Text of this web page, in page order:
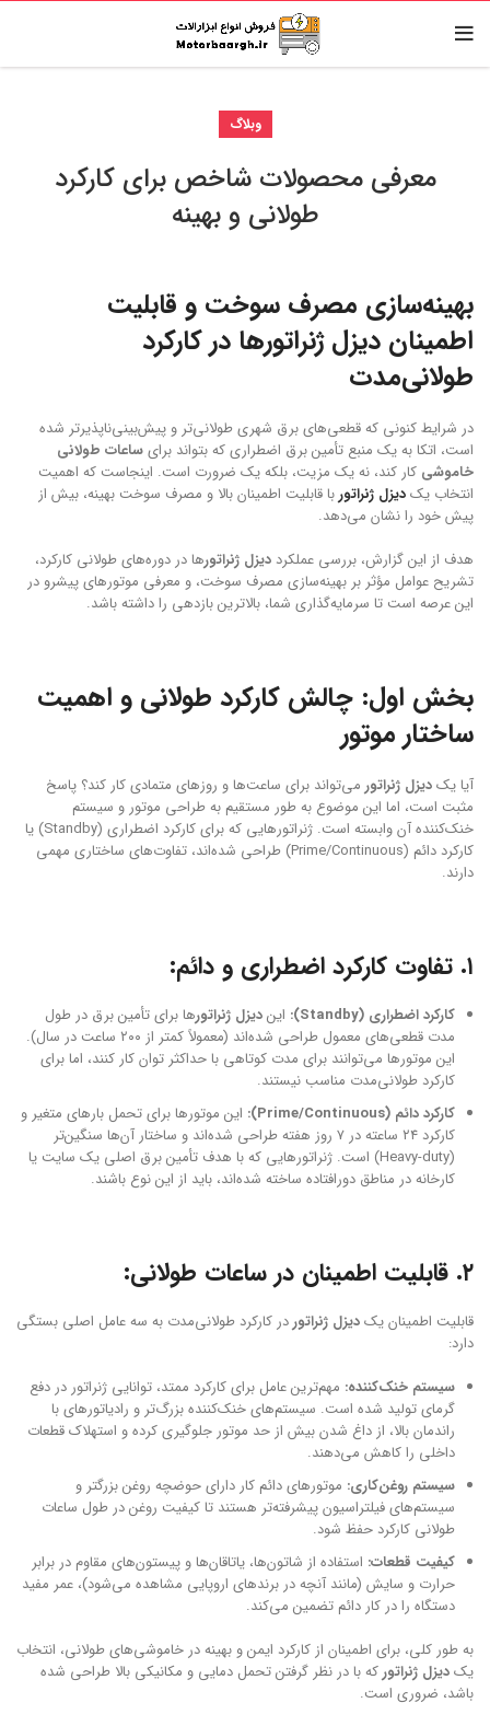
وبلاگ
معرفی محصولات شاخص برای کارکرد
طولانی و بهینه
بهینه‌سازی مصرف سوخت و قابلیت
اطمینان دیزل ژنراتورها در کارکرد
طولانی‌مدت
در شرایط کنونی که قطعی‌های برق شهری طولانی‌تر و پیش‌بینی‌ناپذیرتر شده
است، اتکا به یک منبع تأمین برق اضطراری که بتواند برایساعات طولانی
خاموشی کار کند، نه یک مزیت، بلکه یک ضرورت است. اینجاست که اهمیت
انتخاب یکدیزل ژنراتوربا قابلیت اطمینان بالا و مصرف سوخت بهینه، بیش از
پیش خود را نشان می‌دهد.
هدف از این گزارش، بررسی عملکرد دیزل ژنراتورها در دوره‌های طولانی کارکرد،
تشریح عوامل مؤثر بر بهینه‌سازی مصرف سوخت، و معرفی موتورهای پیشرو در
این عرصه است تا سرمایه‌گذاری شما، بالاترین بازدهی را داشته باشد.
بخش اول: چالش کارکرد طولانی و اهمیت
ساختار موتور
آیا یکدیزل ژنراتور می‌تواند برای ساعت‌ها و روزهای متمادی کار کند؟ پاسخ
مثبت است، اما این موضوع به طور مستقیم به طراحی موتور و سیستم
خنک‌کننده آن وابسته است. ژنراتورهایی که برای کارکرد اضطراری (Standby) یا
کارکرد دائم (Prime/Continuous) طراحی شده‌اند، تفاوت‌های ساختاری مهمی
دارند.
۱. تفاوت کارکرد اضطراری و دائم:
کارکرد اضطراری (Standby): ایندیزل ژنراتورها برای تأمین برق در طول
مدت قطعی‌های معمول طراحی شده‌اند (معمولاً کمتر از ۲۰۰ ساعت در سال).
این موتورها می‌توانند برای مدت کوتاهی با حداکثر توان کار کنند، اما برای
کارکرد طولانی‌مدت مناسب نیستند.
کارکرد دائم (Prime/Continuous):
این موتورها برای تحمل بارهای متغیر و
کارکرد ۲۴ ساعته در ۷ روز هفته طراحی شده‌اند و ساختار آن‌ها سنگین‌تر
(Heavy-duty) است. ژنراتورهایی که با هدف تأمین برق اصلی یک سایت یا
کارخانه در مناطق دورافتاده ساخته شده‌اند، باید از این نوع باشند.
۲. قابلیت اطمینان در ساعات طولانی:
قابلیت اطمینان یکدیزل ژنراتوردر کارکرد طولانی‌مدت به سه عامل اصلی بستگی
دارد:
سیستم خنک‌کننده: مهم‌ترین عامل برای کارکرد ممتد، توانایی ژنراتور در دفع
گرمای تولید شده است. سیستم‌های خنک‌کننده بزرگ‌تر و رادیاتورهای با
راندمان بالا، از داغ شدن بیش از حد موتور جلوگیری کرده و استهلاک قطعات
داخلی را کاهش می‌دهند.
سیستم روغن‌کاری: موتورهای دائم کار دارای حوضچه روغن بزرگتر و
سیستم‌های فیلتراسیون پیشرفته‌تر هستند تا کیفیت روغن در طول ساعات
طولانی کارکرد حفظ شود.
کیفیت قطعات: استفاده از شاتون‌ها، یاتاقان‌ها و پیستون‌های مقاوم در برابر
حرارت و سایش (مانند آنچه در برندهای اروپایی مشاهده می‌شود)، عمر مفید
دستگاه را در کار دائم تضمین می‌کند.
به طور کلی، برای اطمینان از کارکرد ایمن و بهینه در خاموشی‌های طولانی، انتخاب
یکدیزل ژنراتورکه با در نظر گرفتن تحمل دمایی و مکانیکی بالا طراحی شده
باشد، ضروری است.